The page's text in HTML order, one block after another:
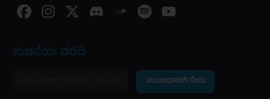
ಸುಚನೆಯ ವರದಿ
ಚಂದಾದಾರಾಗಿ ಸೇರು